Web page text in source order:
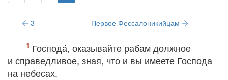
3 Первое Фессалоникийцам
Господа́, оказывайте рабам должное
и справедливое, зная, что и вы имеете Господа
на небесах.